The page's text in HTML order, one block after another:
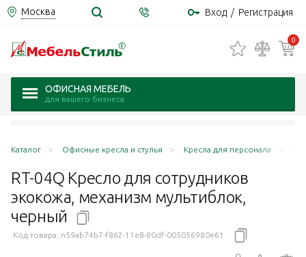
Москва Вход / Регистрация
0
ОФИСНАЯ МЕБЕЛЬ
для вашего бизнеса
Каталог Офисные кресла и стулья Кресла для персонала
RT-04Q Кресло для сотрудников
экокожа, механизм мультиблок,
черный
Код товара: n59ab74b7-f862-11e8-80df-005056980e61